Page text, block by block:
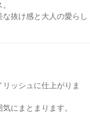
抜け感と大人の愛らし
ッシュに仕上がりま
にまとまります。